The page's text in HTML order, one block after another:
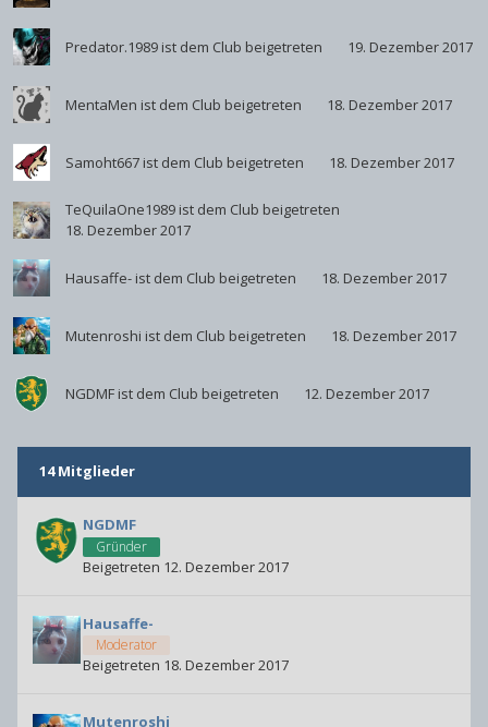
Predator.1989 ist dem Club beigetreten 19. Dezember 2017
MentaMen ist dem Club beigetreten 18. Dezember 2017
Samoht667 ist dem Club beigetreten 18. Dezember 2017
TeQuilaOne1989 ist dem Club beigetreten
18. Dezember 2017
Hausaffe- ist dem Club beigetreten 18. Dezember 2017
Mutenroshi ist dem Club beigetreten 18. Dezember 2017
NGDMF ist dem Club beigetreten 12. Dezember 2017
14 Mitglieder
NGDMF
Gründer
Beigetreten 12. Dezember 2017
Hausaffe-
Moderator
Beigetreten 18. Dezember 2017
Mutenroshi